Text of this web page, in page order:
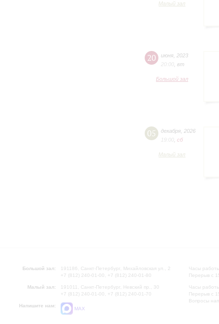
Малый зал
20 июня 2023
20:00 вт
Большой зал
05 декабря 2026
19:00 сб
Малый зал
Большой зал:
191186, Санкт-Петербург, Михайловская ул., 2
+7 (812) 240-01-00, +7 (812) 240-01-80
Малый зал:
191011, Санкт-Петербург, Невский пр., 30
+7 (812) 240-01-00, +7 (812) 240-01-70
Напишите нам:
MAX
Часы
Перерыв с
Часы
Перерыв с
Вопросы